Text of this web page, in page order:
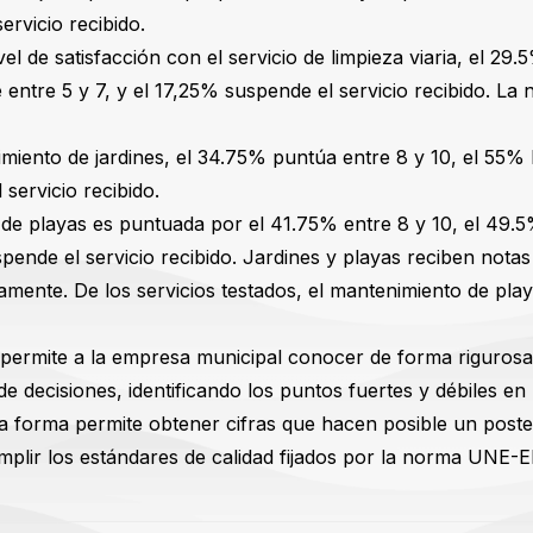
recibido.
de satisfacción con el servicio de limpieza viaria, el
5 y 7, y el 17,25% suspende el servicio recibido. La
de jardines, el 34.75% puntúa entre 8 y 10, el
servicio recibido.
playas es puntuada por el 41.75% entre 8 y 10, el
el servicio recibido. Jardines y playas reciben
De los servicios testados, el mantenimiento de
a la empresa municipal conocer de forma
decisiones, identificando los puntos fuertes y débiles
forma permite obtener cifras que hacen posible un
los estándares de calidad fijados por la norma UNE-